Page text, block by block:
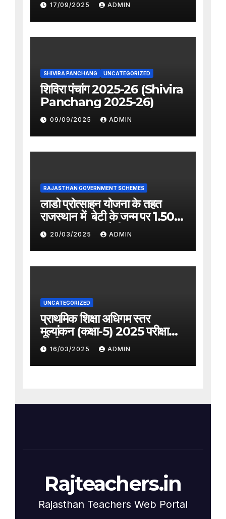
17/09/2025 ADMIN
SHIVIRA PANCHANG UNCATEGORIZED
शिविरा पंचांग 2025-26 (Shivira
Panchang 2025-26)
09/09/2025 ADMIN
RAJASTHAN GOVERNMENT SCHEMES
लाडो प्रोत्साहन योजना के तहत
राजस्थान में बेटी के जन्म पर 1.50
लाख का अनुदान देगी सरकार
20/03/2025 ADMIN
UNCATEGORIZED
प्राथमिक शिक्षा अधिगम स्तर
मूल्यांकन (कक्षा-5) 2025 परीक्षा
कार्यक्रम
16/03/2025 ADMIN
Rajteachers.in
Rajasthan Teachers Web Portal